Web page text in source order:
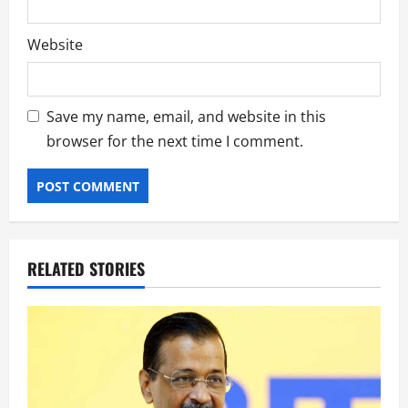
Website
Save my name, email, and website in this
browser for the next time I comment.
RELATED STORIES